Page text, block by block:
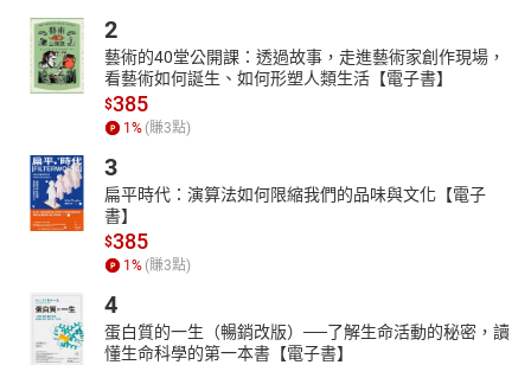
SYR-The Sun, the Wind, and the Cloud
SYR-The Three Billy Goats Gruff
SYR-The Tinderbox
SYR-The Tortoise and the Hare
SYR-The Toy Soldier
2
藝術的40堂公開課：透過故事，走進藝術家創作現場，
看藝術如何誕生、如何形塑人類生活【電子書】
$385
1 % (賺3點)
3
扁平時代：演算法如何限縮我們的品味與文化【電子
書】
$385
1 % (賺3點)
4
蛋白質的一生（暢銷改版）──了解生命活動的秘密，讀
懂生命科學的第一本書【電子書】